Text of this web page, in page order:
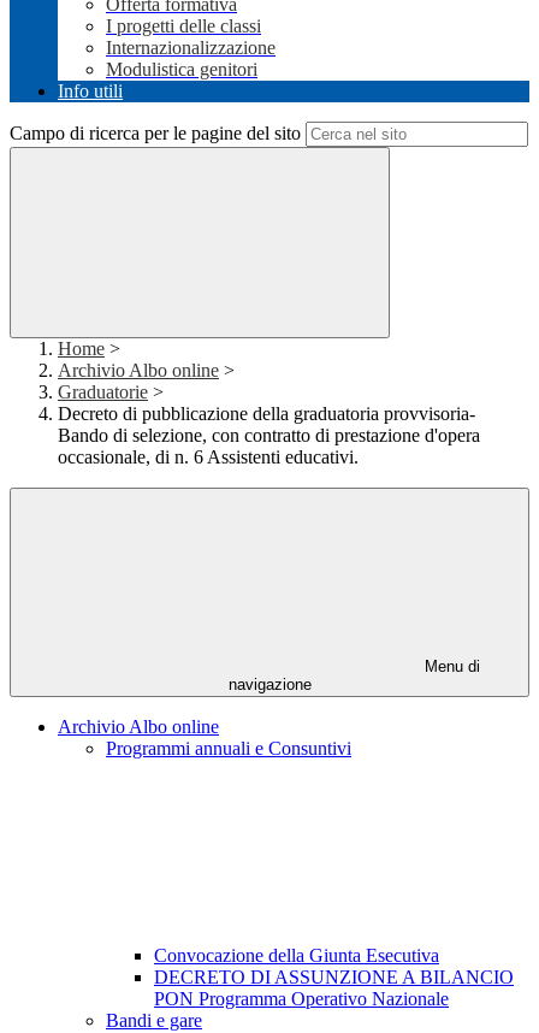
Offerta formativa
I progetti delle classi
Internazionalizzazione
Modulistica genitori
Info utili
Campo di ricerca per le pagine del sito
Home >
Archivio Albo online >
Graduatorie >
Decreto di pubblicazione della graduatoria provvisoria-
Bando di selezione, con contratto di prestazione d'opera
occasionale, di n. 6 Assistenti educativi.
Menu di
navigazione
Archivio Albo online
Programmi annuali e Consuntivi
Convocazione della Giunta Esecutiva
DECRETO DI ASSUNZIONE A BILANCIO
PON Programma Operativo Nazionale
Bandi e gare